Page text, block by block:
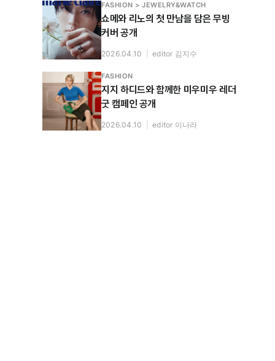
FASHION > JEWELRY&WATCH
쇼메와 리노의 첫 만남을 담은 무빙
커버 공개
2026.04.10 editor 김지수
FASHION
지지 하디드와 함께한 미우미우 레더
굿 캠페인 공개
2026.04.10 editor 이나라